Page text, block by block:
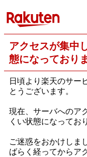
アクセスが集中
態になっており
日頃より楽天のサー
とうございます。
現在、サーバへのア
くい状態になってお
ご迷惑をおかけしま
ばらく経ってからア